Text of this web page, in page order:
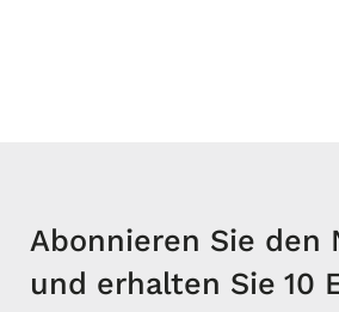
Abonnieren Sie den
und erhalten Sie 10